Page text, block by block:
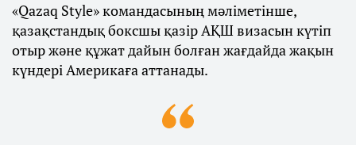
«Qazaq Style» командасының мәліметінше,
қазақстандық боксшы қазір АҚШ визасын күтіп
отыр және құжат дайын болған жағдайда жақын
күндері Америкаға аттанады.